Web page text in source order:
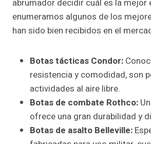
abrumador decidir cuál es la mejor
enumeramos algunos de los
han sido bien recibidos en el
Botas tácticas Condor:
resistencia y comodidad, son
actividades al aire libre.
Botas de combate Rothco:
ofrece una gran durabilidad y
Botas de asalto Belleville: